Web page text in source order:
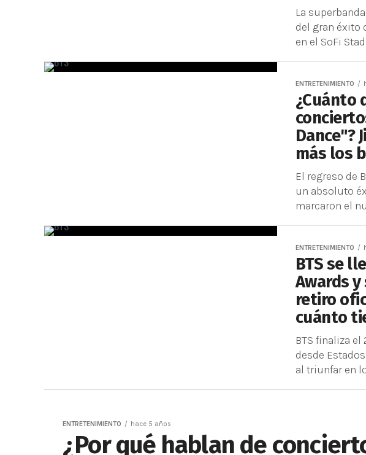
La
del gran éxito
en el SoFi
ENTRETENIMIENTO
¿Cuánto
Dance"?
más los
El regreso de
un absoluto
marcaron el
ENTRETENIMIENTO
BTS se
Awards
retiro
cuánto
BTS finaliza
desde
al triunfar en
ENTRETENIMIENTO hace 5 años
¿Por qué hablan de